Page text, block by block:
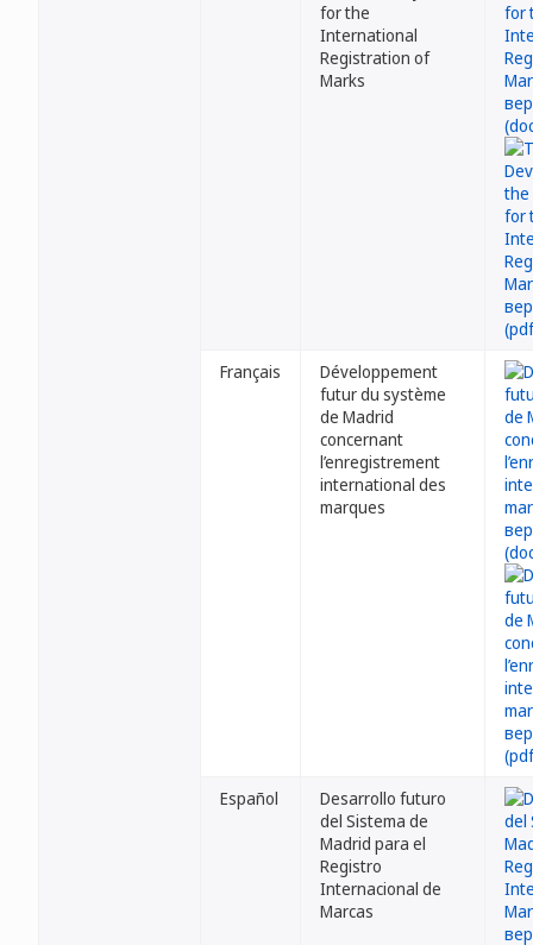
for the
International
Registration of
Marks
Français
Développement
futur du système
de Madrid
concernant
l’enregistrement
international des
marques
Español
Desarrollo futuro
del Sistema de
Madrid para el
Registro
Internacional de
Marcas